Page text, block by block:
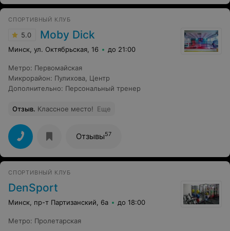
администратором Попковой Жанной. Вместо
ситуации, работник стала говорить мне, что я несу
чушь и т.п. Возникло ощущение, что работник
абсолютна не заинтересована в клиентах.
Администраторы фок говорят абсолютно
противоречивую информацию, а потом не хотят решать
СПОРТИВНЫЙ КЛУБ
5.0 Moby Dick
Минск, ул. Октябрьская, 16 до 21:00
Метро: Первомайская
Микрорайон: Пулихова Центр
Дополнительно: Персональный тренер
Отзыв. Классное место! Еще
Отзывы57
СПОРТИВНЫЙ КЛУБ
DenSport
Минск, пр-т Партизанский, 6а до 18:00
Метро: Пролетарская